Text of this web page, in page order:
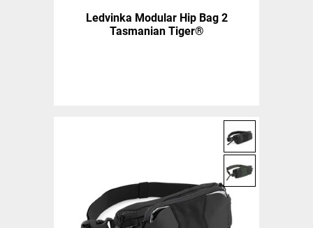
Ledvinka Modular Hip Bag 2
Tasmanian Tiger®